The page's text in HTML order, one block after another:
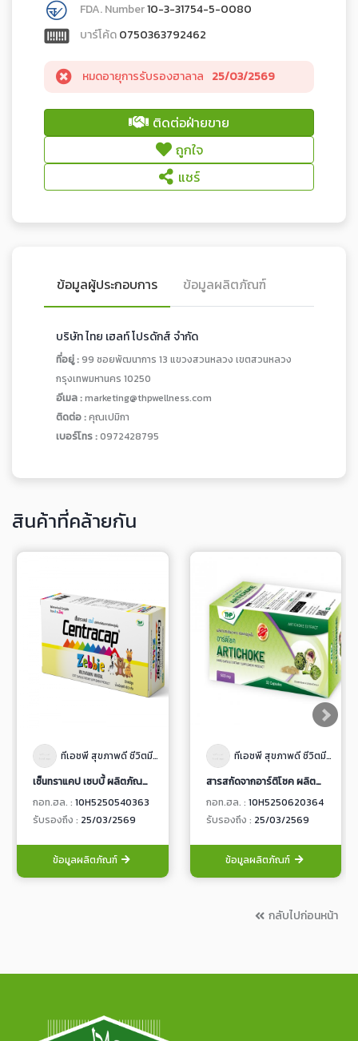
FDA. Number10-3-31754-5-0080
บาร์โค้ด0750363792462
หมดอายุการรับรองฮาลาล 25/03/2569
ติดต่อฝ่ายขาย
ถูกใจ
แชร์
ข้อมูลผู้ประกอบการ ข้อมูลผลิตภัณฑ์
บริษัท ไทย เฮลท์ โปรดักส์ จำกัด
ที่อยู่ :99 ซอยพัฒนาการ 13 แขวงสวนหลวง เขตสวนหลวง
กรุงเทพมหานคร 10250
อีเมล :marketing@thpwellness.com
ติดต่อ :คุณเปมิกา
เบอร์โทร :0972428795
สินค้าที่คล้ายกัน
ทีเอชพี สุขภาพดี ชีวิตมีสุข
เซ็นทราแคป เซบบี้ ผลิตภัณฑ์เสริมอาหาร ชนิดแคปซูลนิ่ม
กอท.ฮล. : 10H5250540363
รับรองถึง : 25/03/2569
ข้อมูลผลิตภัณฑ์
ทีเอชพี สุขภาพดี ชีวิตมีสุข
สารสกัดจากอาร์ติโชค ผลิตภัณฑ์เสริมอาหาร ชนิดแคปซูลแข็ง
กอท.ฮล. : 10H5250620364
รับรองถึง : 25/03/2569
ข้อมูลผลิตภัณฑ์
กลับไปก่อนหน้า